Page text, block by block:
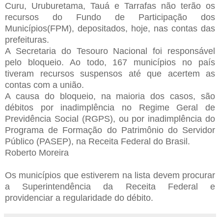
Curu, Uruburetama, Tauá e Tarrafas não terão os
recursos do Fundo de Participação dos
Municípios(FPM), depositados, hoje, nas contas das
prefeituras.
A Secretaria do Tesouro Nacional foi responsável
pelo bloqueio. Ao todo, 167 municípios no país
tiveram recursos suspensos até que acertem as
contas com a união.
A causa do bloqueio, na maioria dos casos, são
débitos por inadimplência no Regime Geral de
Previdência Social (RGPS), ou por inadimplência do
Programa de Formação do Patrimônio do Servidor
Público (PASEP), na Receita Federal do Brasil.
Roberto Moreira
Os municípios que estiverem na lista devem procurar
a Superintendência da Receita Federal e
providenciar a regularidade do débito.